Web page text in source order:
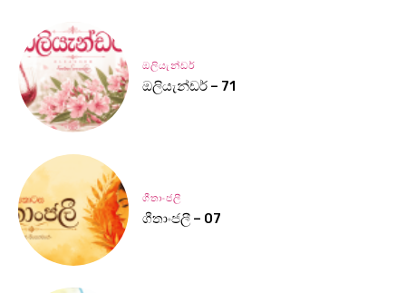
ඔලියැන්ඩර්
ඔලියැන්ඩර් – 71
ගීතාංජලී
ගීතාංජලී – 07